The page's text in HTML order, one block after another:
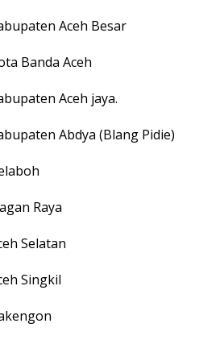
Aceh Besar
Banda Aceh
Aceh jaya.
Abdya (Blang Pidie)
Raya
Selatan
Singkil